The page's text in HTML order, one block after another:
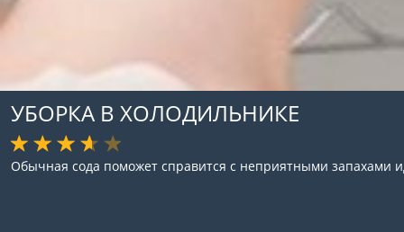
УБОРКА В ХОЛОДИЛЬНИКЕ
Обычная сода поможет справится с неприятными запахами